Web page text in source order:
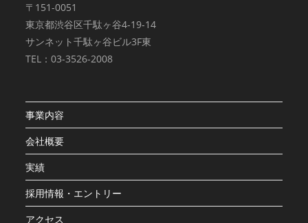
〒151-0051
東京都渋谷区千駄ヶ谷4-19-14
サンネット千駄ヶ谷ビル3F東
TEL：03-3526-2008
事業内容
会社概要
実績
採用情報・エントリー
アクセス